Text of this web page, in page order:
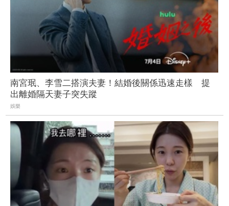
南宮珉、李雪二搭演夫妻！結婚後關係迅速走樣 提
出離婚隔天妻子突失蹤
娛樂